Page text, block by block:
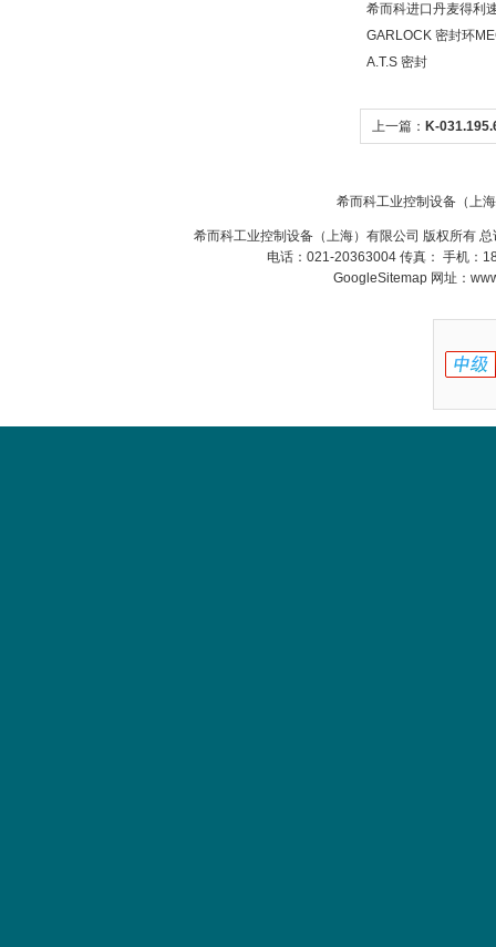
希而科进口丹麦得利
GARLOCK 密封环
A.T.S 密封
上一篇： K-
希而科工业控制设备（上
希而科工业控制设备（上海）有限公司 版权所有
电话：021-20363004 传真： 手机：
GoogleSitemap网址：